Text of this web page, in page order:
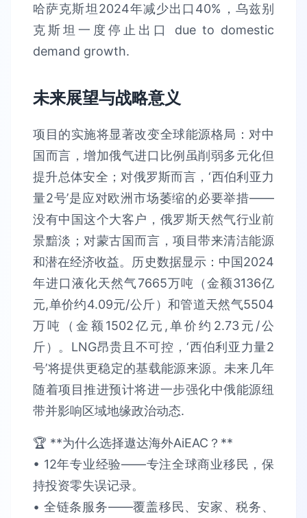
哈萨克斯坦2024年减少出口40%，乌兹别
克斯坦一度停止出口 due to domestic
demand growth.
未来展望与战略意义
项目的实施将显著改变全球能源格局：对中
国而言，增加俄气进口比例虽削弱多元化但
提升总体安全；对俄罗斯而言，‘西伯利亚力
量2号’是应对欧洲市场萎缩的必要举措——
没有中国这个大客户，俄罗斯天然气行业前
景黯淡；对蒙古国而言，项目带来清洁能源
和潜在经济收益。历史数据显示：中国2024
年进口液化天然气7665万吨（金额3136亿
元,单价约4.09元/公斤）和管道天然气5504
万吨（金额1502亿元,单价约2.73元/公
斤）。LNG昂贵且不可控，‘西伯利亚力量2
号’将提供更稳定的基载能源来源。未来几年
随着项目推进预计将进一步强化中俄能源纽
带并影响区域地缘政治动态.
🏆 **为什么选择遨达海外AiEAC？**​​
• 12年专业经验​​——专注全球商业移民，保
持​​投资零失误​​记录。
• 全链条服务​​——覆盖移民、安家、税务、